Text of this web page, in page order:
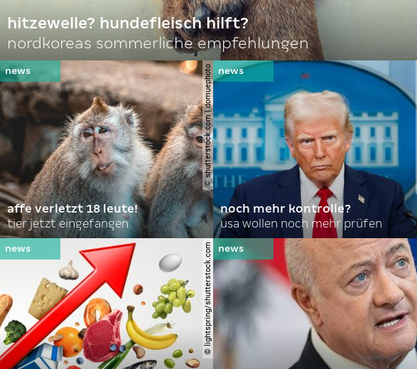
hitzewelle? hundefleisch hilft?
nordkoreas sommerliche empfehlungen
© shutterstock.com | domuephoto
affe verletzt 18 leute!
tier jetzt eingefangen
©
noch mehr kontrolle?
usa wollen noch mehr prüfen
© lightspring/shutterstock.com